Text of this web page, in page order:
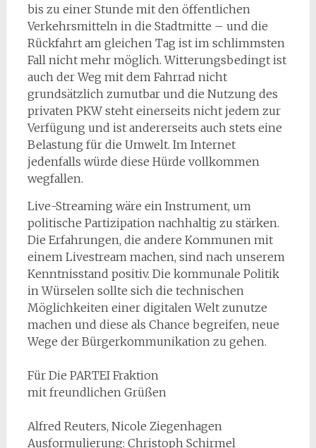
bis zu einer Stunde mit den öffentlichen
Verkehrsmitteln in die Stadtmitte – und die
Rückfahrt am gleichen Tag ist im schlimmsten
Fall nicht mehr möglich. Witterungsbedingt ist
auch der Weg mit dem Fahrrad nicht
grundsätzlich zumutbar und die Nutzung des
privaten PKW steht einerseits nicht jedem zur
Verfügung und ist andererseits auch stets eine
Belastung für die Umwelt. Im Internet
jedenfalls würde diese Hürde vollkommen
wegfallen.
Live-Streaming wäre ein Instrument, um
politische Partizipation nachhaltig zu stärken.
Die Erfahrungen, die andere Kommunen mit
einem Livestream machen, sind nach unserem
Kenntnisstand positiv. Die kommunale Politik
in Würselen sollte sich die technischen
Möglichkeiten einer digitalen Welt zunutze
machen und diese als Chance begreifen, neue
Wege der Bürgerkommunikation zu gehen.
Für Die PARTEI Fraktion
mit freundlichen Grüßen
Alfred Reuters, Nicole Ziegenhagen
Ausformulierung: Christoph Schirmel